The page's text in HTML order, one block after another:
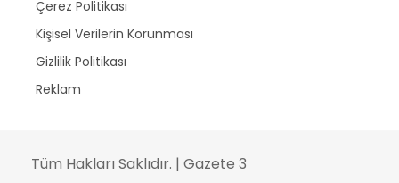
Çerez Politikası
Kişisel Verilerin Korunması
Gizlilik Politikası
Reklam
Tüm Hakları Saklıdır. | Gazete 3